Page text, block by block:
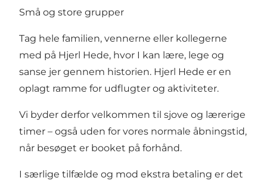
Små og store grupper
Tag hele familien, vennerne eller kollegerne
med på Hjerl Hede, hvor I kan lære, lege og
sanse jer gennem historien. Hjerl Hede er en
oplagt ramme for udflugter og aktiviteter.
Vi byder derfor velkommen til sjove og lærerige
timer – også uden for vores normale åbningstid,
når besøget er booket på forhånd.
I særlige tilfælde og mod ekstra betaling er det